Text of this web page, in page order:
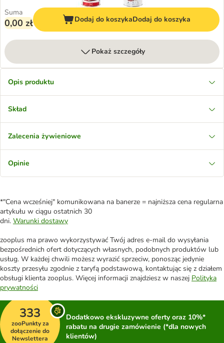
Suma
0,00 zł Dodaj do koszykaDodaj do koszyka
Pokaż szczegóły
Opis produktu
Skład
Zalecenia żywieniowe
Opinie
*"Cena wcześniej" komunikowana na banerze = najniższa cena regularna
artykułu w ciągu ostatnich 30
dni. Warunki dostawy
zooplus ma prawo wykorzystywać Twój adres e-mail do wysyłania
bezpośrednich ofert dotyczących własnych, podobnych produktów lub
usług. W każdej chwili możesz wyrazić sprzeciw, ponosząc jedynie
koszty przesyłu zgodnie z taryfą podstawową, kontaktując się z działem
obsługi klienta zooplus. Więcej informacji znajdziesz w naszej Polityka
prywatności
333
zooPunkty za
dołączenie do
Newslettera
Dodatkowo ekskluzywne oferty oraz 10%*
rabatu na drugie zamówienie (*dla nowych
klientów)